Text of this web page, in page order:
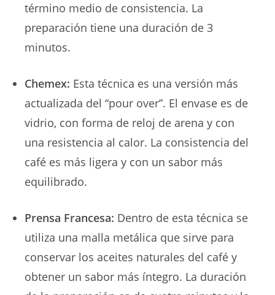
término medio de consistencia. La
preparación tiene una duración de 3
minutos.
Chemex: Esta técnica es una versión más
actualizada del “pour over”. El envase es de
vidrio, con forma de reloj de arena y con
una resistencia al calor. La consistencia del
café es más ligera y con un sabor más
equilibrado.
Prensa Francesa: Dentro de esta técnica se
utiliza una malla metálica que sirve para
conservar los aceites naturales del café y
obtener un sabor más íntegro. La duración